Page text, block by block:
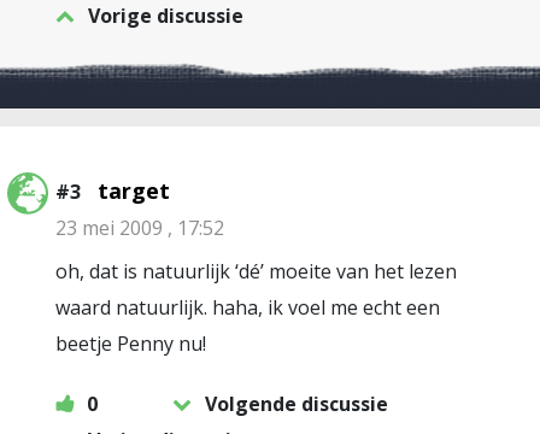
Vorige discussie
#3 target
23 mei 2009 , 17:52
oh, dat is natuurlijk ‘dé’ moeite van het lezen
waard natuurlijk. haha, ik voel me echt een
beetje Penny nu!
0
Volgende discussie